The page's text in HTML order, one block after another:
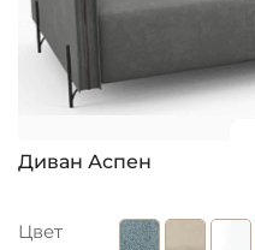
Диван Аспен
Цвет